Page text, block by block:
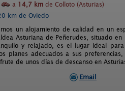
a 14,7 km de Colloto (Asturias)
km de Oviedo
un alojamiento de calidad en un
Asturiana de Peñerudes, situado
y relajado, es el lugar ideal
planes adecuados a sus
de unos días de descanso en
Email